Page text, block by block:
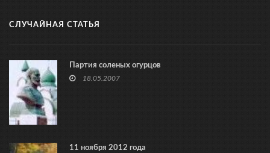
СЛУЧАЙНАЯ СТАТЬЯ
Партия соленых огурцов
18.05.2007
11 ноября 2012 года